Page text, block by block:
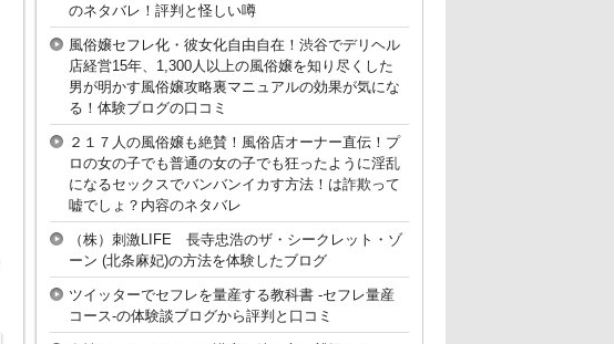
のネタバレ！評判と怪しい噂
風俗嬢セフレ化・彼女化自由自在！渋谷でデリヘル
店経営15年、1,300人以上の風俗嬢を知り尽くした
男が明かす風俗嬢攻略裏マニュアルの効果が気にな
る！体験ブログの口コミ
２１７人の風俗嬢も絶賛！風俗店オーナー直伝！プ
ロの女の子でも普通の女の子でも狂ったように淫乱
になるセックスでバンバンイカす方法！は詐欺って
嘘でしょ？内容のネタバレ
（株）刺激LIFE 長寺忠浩のザ・シークレット・ゾ
ーン (北条麻妃)の方法を体験したブログ
ツイッターでセフレを量産する教科書 -セフレ量産
コース-の体験談ブログから評判と口コミ